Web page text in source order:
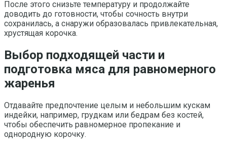
После этого снизьте температуру и продолжайте
доводить до готовности, чтобы сочность внутри
сохранилась, а снаружи образовалась привлекательная,
хрустящая корочка.
Выбор подходящей части и
подготовка мяса для равномерного
жаренья
Отдавайте предпочтение целым и небольшим кускам
индейки, например, грудкам или бедрам без костей,
чтобы обеспечить равномерное пропекание и
однородную корочку.